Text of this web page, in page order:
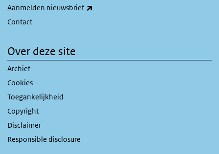
Aanmelden nieuwsbrief
Contact
Over deze site
Archief
Cookies
Toegankelijkheid
Copyright
Disclaimer
Responsible disclosure